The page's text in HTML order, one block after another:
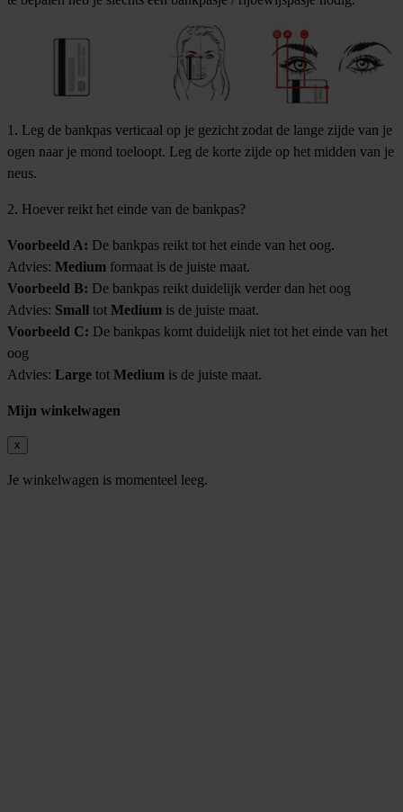
1. Leg de bankpas verticaal op je gezicht zodat de lange zijde van je
ogen naar je mond toeloopt. Leg de korte zijde op het midden van je
neus.
2. Hoever reikt het einde van de bankpas?
Voorbeeld A: De bankpas reikt tot het einde van het oog.
Advies: Medium formaat is de juiste maat.
Voorbeeld B: De bankpas reikt duidelijk verder dan het oog
Advies: Small tot Medium is de juiste maat.
Voorbeeld C: De bankpas komt duidelijk niet tot het einde van het
oog
Advies: Large tot Medium is de juiste maat.
Mijn winkelwagen
x
Je winkelwagen is momenteel leeg.